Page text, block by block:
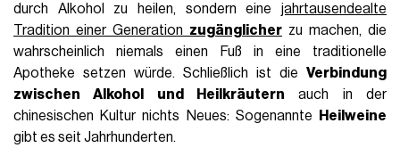
durch Alkohol zu heilen, sondern eine jahrtausendealte
Tradition einer Generation zugänglicher zu machen, die
wahrscheinlich niemals einen Fuß in eine traditionelle
Apotheke setzen würde. Schließlich ist die Verbindung
zwischen Alkohol und Heilkräutern auch in der
chinesischen Kultur nichts Neues: Sogenannte
Heilweine
gibt es seit Jahrhunderten.